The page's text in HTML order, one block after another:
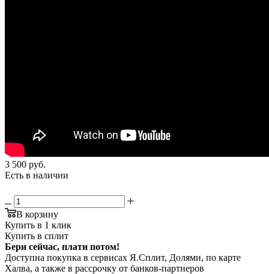
3 500 руб.
Есть в наличии
В корзину
Купить в 1 клик
Купить в сплит
Бери сейчас, плати потом!
Доступна покупка в сервисах Я.Сплит, Долями, по карте
Халва, а также в рассрочку от банков-партнеров